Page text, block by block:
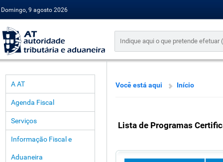
Domingo, 9 agosto 2026
A AT
Agenda Fiscal
Serviços
Informação Fiscal e
Aduaneira
Você está aqui Início
Lista de Programas